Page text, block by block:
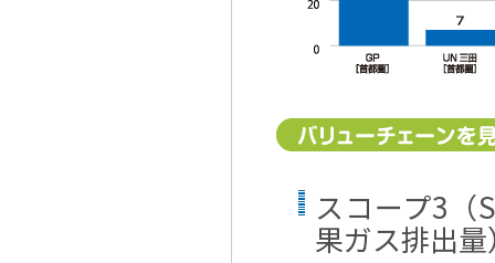
スコープ3（
果ガス排出